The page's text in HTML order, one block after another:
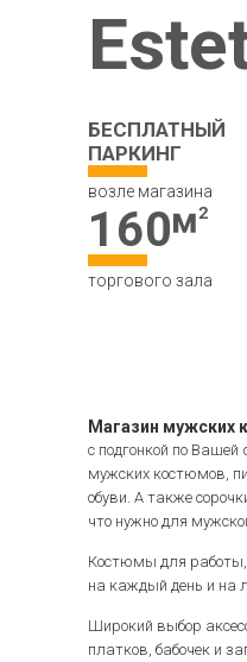
с подгонкой по Вашей
мужских костюмов,
обуви. А также
что нужно для
Костюмы для работы,
на каждый день и на
Широкий выбор
платков, бабочек и
БЕСПЛАТНЫЙ
ПАРКИНГ
возле магазина
160
торгового зала
Магазин мужских